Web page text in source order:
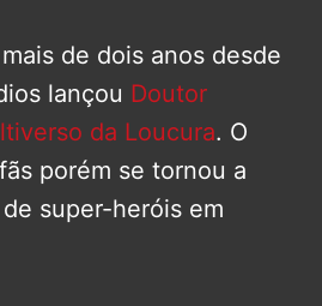
de dois anos desde
lançou Doutor
da Loucura. O
porém se tornou a
super-heróis em